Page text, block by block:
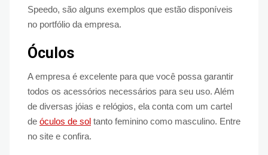
Speedo, são alguns exemplos que estão disponíveis
no portfólio da empresa.
Óculos
A empresa é excelente para que você possa garantir
todos os acessórios necessários para seu uso. Além
de diversas jóias e relógios, ela conta com um cartel
de óculos de sol tanto feminino como masculino. Entre
no site e confira.